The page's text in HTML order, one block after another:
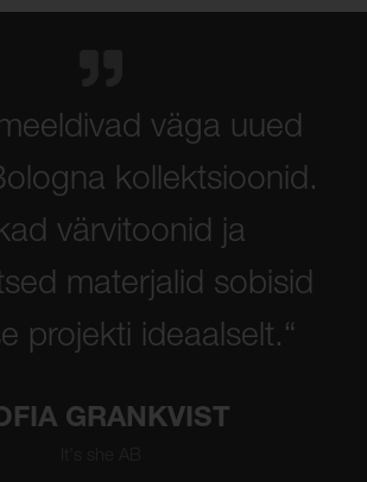
väga uued
kollektsioonid.
värvitoonid ja
materjalid sobisid
projekti ideaalselt.“
GRANKVIST